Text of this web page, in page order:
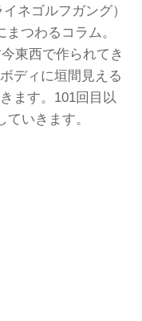
ネゴルフガング）
つわるコラム。
東西で作られてき
ディに垣間見える
ます。101回目以
いきます。